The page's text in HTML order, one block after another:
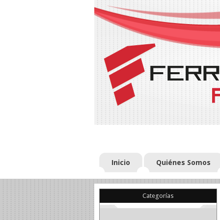
Inicio Quiénes Somos
Categorías